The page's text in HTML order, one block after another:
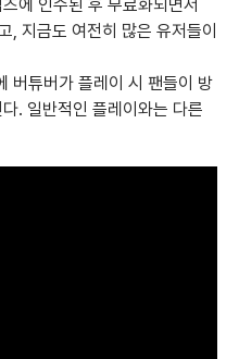
에 인수된 후 무료화되면서
, 지금도 여전히 많은 유저들이
버튜버가 플레이 시 팬들이 방
. 일반적인 플레이와는 다른